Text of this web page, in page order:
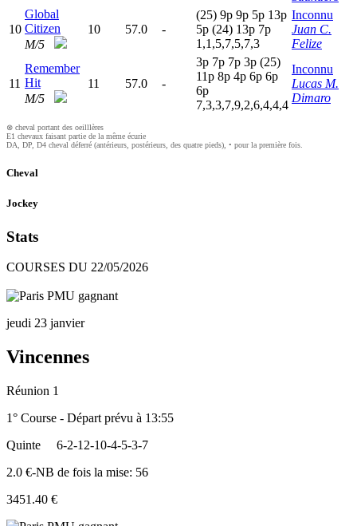
10
Global
Citizen
M/5
10 57.0 -
(25) 9p 9p 5p 13p
5p (24) 13p 7p
1,1,5,7,5,7,3
Inconnu
Juan C.
Felize
11
Remember
Hit
M/5
11 57.0 -
3p 7p 7p 3p (25)
11p 8p 4p 6p 6p
6p
7,3,3,7,9,2,6,4,4,4
Inconnu
Lucas M.
Dimaro
⊗ cheval portant des oeilllères
E1 chevaux faisant partie de la même écurie
DA, DP, D4 cheval déferré (antérieurs, postérieurs, des quatre pieds), • pour la première fois.
Cheval
Jockey
Stats
COURSES DU 22/05/2026
jeudi 23 janvier
Vincennes
Réunion 1
1° Course - Départ prévu à 13:55
Quinte
6-2-12-10-4-5-3-7
2.0 €-NB de fois la mise: 56
3451.40 €